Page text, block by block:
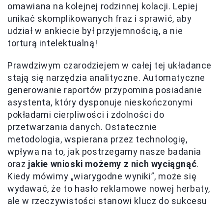
omawiana na kolejnej rodzinnej kolacji. Lepiej
unikać skomplikowanych fraz i sprawić, aby
udział w ankiecie był przyjemnością, a nie
torturą intelektualną!
Prawdziwym czarodziejem w całej tej układance
stają się narzędzia analityczne. Automatyczne
generowanie raportów przypomina posiadanie
asystenta, który dysponuje nieskończonymi
pokładami cierpliwości i zdolności do
przetwarzania danych. Ostatecznie
metodologia, wspierana przez technologię,
wpływa na to, jak postrzegamy nasze badania
oraz jakie wnioski możemy z nich wyciągnąć.
Kiedy mówimy „wiarygodne wyniki”, może się
wydawać, że to hasło reklamowe nowej herbaty,
ale w rzeczywistości stanowi klucz do sukcesu